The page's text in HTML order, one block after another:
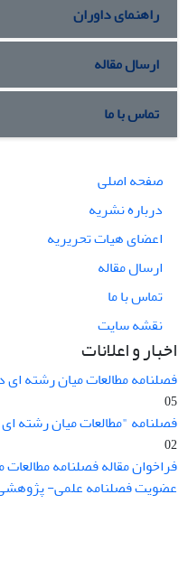
راهنمای داوران
ارسال مقاله
تماس با ما
صفحه اصلی
درباره نشریه
اعضای هیات تحریریه
ارسال مقاله
تماس با ما
نقشه سایت
اخبار و اعلانات
فصلنامه مطالعات میان رشته ای
05
فصلنامه "مطالعات میان رشته
02
فراخوان مقاله فصلنامه
عضویت فصلنامه علمی-